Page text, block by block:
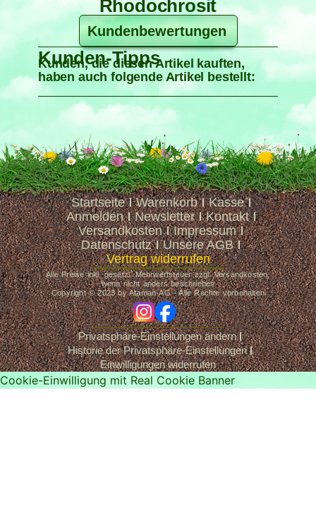
Rhodochrosit
Kundenbewertungen
Kunden-Tipps
Kunden, die diesen Artikel kauften,
haben auch folgende Artikel bestellt:
Startseite Warenkorb
Kasse
Anmelden
Newsletter
Kontakt
Versandkosten
Impressum
Datenschutz
Unsere AGB
Vertrag widerrufen
Alle Preise inkl. gesetzl. Mehrwertsteuer zzgl. Versandkosten,
wenn nicht anders beschrieben
Copyright © 2023 by Ataman-AG - Alle Rechte vorbehalten
igfb
Privatsphäre-Einstellungen ändern
Historie der Privatsphäre-Einstellungen
Einwilligungen widerrufen
Cookie-Einwilligung mit Real Cookie Banner